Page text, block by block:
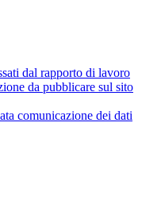
dal rapporto di lavoro
da pubblicare sul sito
comunicazione dei dati